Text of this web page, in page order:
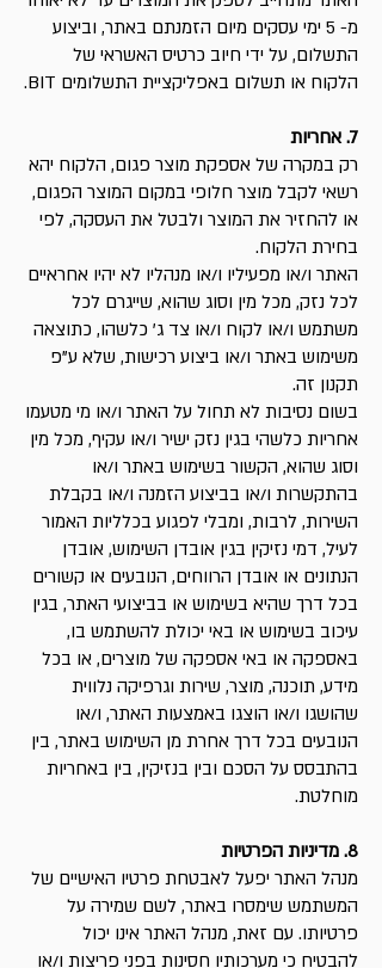
מ- 5 ימי עסקים מיום הזמנתם באתר, וביצוע
התשלום, על ידי חיוב כרטיס האשראי של
הלקוח או תשלום באפליקציית התשלומים BIT.
7. אחריות
רק במקרה של אספקת מוצר פגום, הלקוח יהא
רשאי לקבל מוצר חלופי במקום המוצר הפגום,
או להחזיר את המוצר ולבטל את העסקה, לפי
בחירת הלקוח.
האתר ו/או מפעיליו ו/או מנהליו לא יהיו אחראיים
לכל נזק, מכל מין וסוג שהוא, שייגרם לכל
משתמש ו/או לקוח ו/או צד ג' כלשהו, כתוצאה
משימוש באתר ו/או ביצוע רכישות, שלא ע"פ
תקנון זה.
בשום נסיבות לא תחול על האתר ו/או מי מטעמו
אחריות כלשהי בגין נזק ישיר ו/או עקיף, מכל מין
וסוג שהוא, הקשור בשימוש באתר ו/או
בהתקשרות ו/או בביצוע הזמנה ו/או בקבלת
השירות, לרבות, ומבלי לפגוע בכלליות האמור
לעיל, דמי נזיקין בגין אובדן השימוש, אובדן
הנתונים או אובדן הרווחים, הנובעים או קשורים
בכל דרך שהיא בשימוש או בביצועי האתר, בגין
עיכוב בשימוש או באי יכולת להשתמש בו,
באספקה או באי אספקה של מוצרים, או בכל
מידע, תוכנה, מוצר, שירות וגרפיקה נלווית
שהושגו ו/או הוצגו באמצעות האתר, ו/או
הנובעים בכל דרך אחרת מן השימוש באתר, בין
בהתבסס על הסכם ובין בנזיקין, בין באחריות
מוחלטת.
8. מדיניות הפרטיות
מנהל האתר יפעל לאבטחת פרטיו האישיים של
המשתמש שימסרו באתר, לשם שמירה על
פרטיותו. עם זאת, מנהל האתר אינו יכול
להבטיח כי מערכותיו חסינות בפני פריצות ו/או